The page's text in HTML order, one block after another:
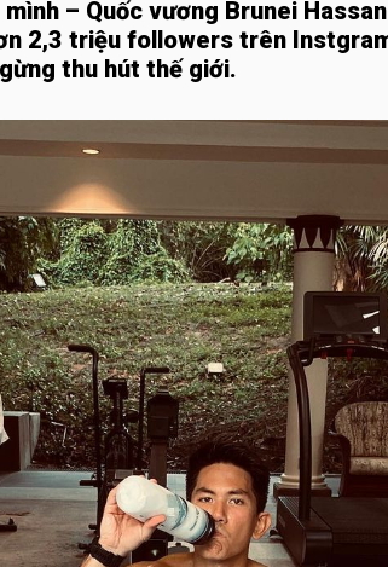
– Quốc vương Brunei
2,3 triệu followers trên
thu hút thế giới.